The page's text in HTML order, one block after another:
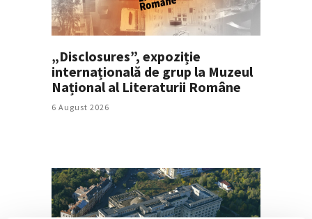
„Disclosures”, expoziție
internațională de grup la Muzeul
Național al Literaturii Române
6 August 2026